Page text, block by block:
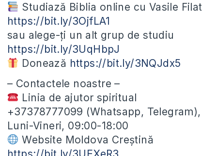
Studiază Biblia online cu Vasile Filat
https://bit.ly/3OjfLA1
sau alege-ți un alt grup de studiu
https://bit.ly/3UqHbpJ
Donează https://bit.ly/3NQJdx5
– Contactele noastre –
Linia de ajutor spiritual
+37378777099 (Whatsapp, Telegram),
Luni-Vineri, 09:00-18:00
Website Moldova Creștină